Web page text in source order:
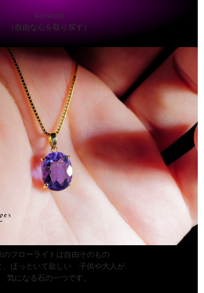
keyword
（自由な心を取り戻す）
のフローライトは自由そのもの
、ほっといて欲しい 子供や大人が
気になる石の一つです。